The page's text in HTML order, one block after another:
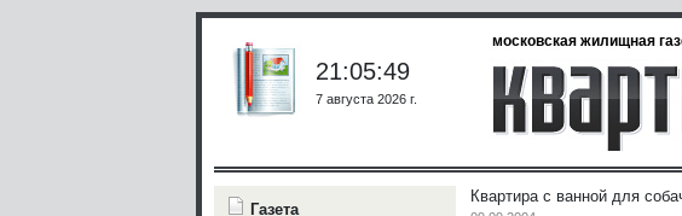
московская жилищная
21:05:49
7 августа 2026 г.
Квартира с ванной для
Газета